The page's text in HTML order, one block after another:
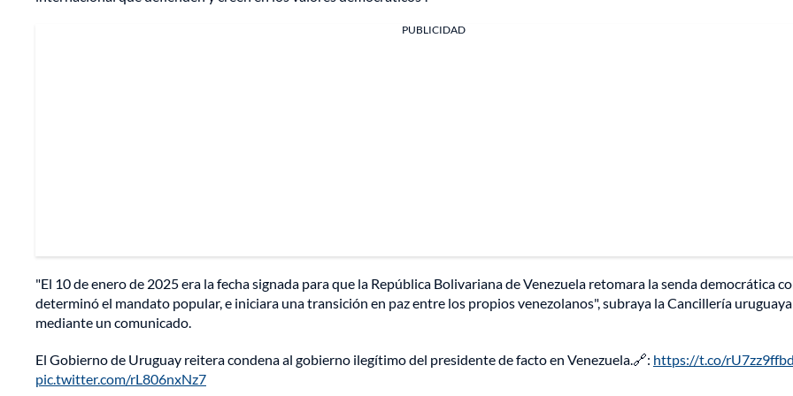
PUBLICIDAD
"El 10 de enero de 2025 era la fecha signada para que la República Bolivariana de Venezuela retomara la senda democrática
determinó el mandato popular, e iniciara una transición en paz entre los propios venezolanos", subraya la Cancillería uruguaya
mediante un comunicado.
El Gobierno de Uruguay reitera condena al gobierno ilegítimo del presidente de facto en Venezuela.🔗: https://t.co/rU7zz9ffbd
pic.twitter.com/rL806nxNz7